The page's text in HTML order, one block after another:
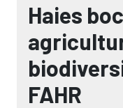
Haies
FAHR